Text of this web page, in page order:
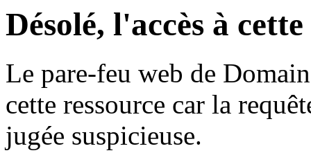
Désolé, l'accès à
Le pare-feu web de
cette ressource car la
jugée suspicieuse.